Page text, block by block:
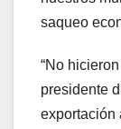
saqueo
“No
presidente
exportación